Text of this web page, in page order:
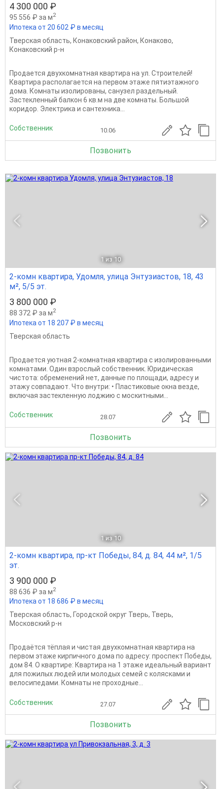
4 300 000 ₽
95 556 ₽ за м2
Ипотека от 20 602 ₽ в месяц
Тверская область, Конаковский район, Конаково,
Конаковский р-н
Продается двухкомнатная квартира на ул. Строителей!
Квартира располагается на первом этаже пятиэтажного
дома. Комнаты изолированы, санузел раздельный.
Застекленный балкон 6 кв.м на две комнаты. Большой
коридор. Электрика и сантехника...
Собственник 10.06
Позвонить
1 из 10
2-комн квартира, Удомля, улица Энтузиастов, 18, 43
м², 5/5 эт.
3 800 000 ₽
88 372 ₽ за м2
Ипотека от 18 207 ₽ в месяц
Тверская область
Продается уютная 2-комнатная квартира с изолированными
комнатами. Один взрослый собственник. Юридическая
чистота: обременений нет, данные по площади, адресу и
этажу совпадают. Что внутри: • Пластиковые окна везде,
включая застекленную лоджию с москитными...
Собственник 28.07
Позвонить
1 из 10
2-комн квартира, пр-кт Победы, 84, д. 84, 44 м², 1/5
эт.
3 900 000 ₽
88 636 ₽ за м2
Ипотека от 18 686 ₽ в месяц
Тверская область, Городской округ Тверь, Тверь,
Московский р-н
Продаётся тёплая и чистая двухкомнатная квартира на
первом этаже кирпичного дома по адресу: проспект Победы,
дом 84. О квартире: Квартира на 1 этаже идеальный вариант
для пожилых людей или молодых семей с колясками и
велосипедами. Комнаты не проходные...
Собственник 27.07
Позвонить